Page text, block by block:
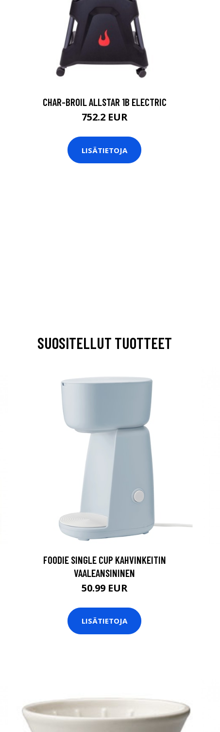
CHAR-BROIL ALLSTAR 1B ELECTRIC
752.2 EUR
LISÄTIETOJA
SUOSITELLUT TUOTTEET
FOODIE SINGLE CUP KAHVINKEITIN
VAALEANSININEN
50.99 EUR
LISÄTIETOJA